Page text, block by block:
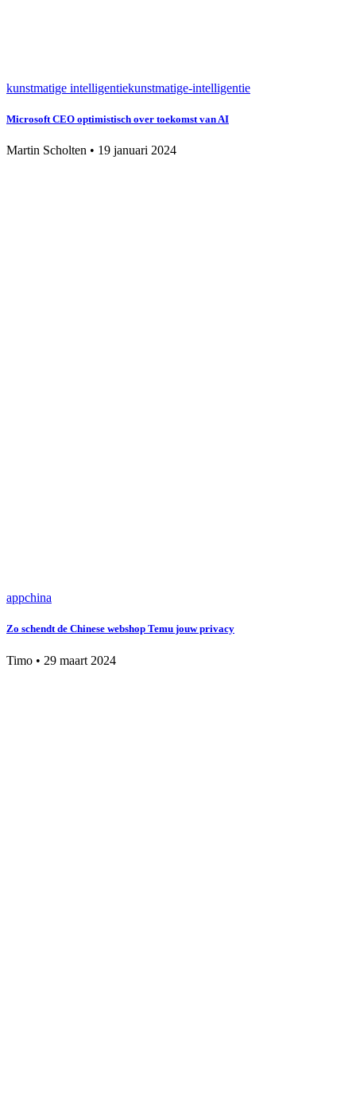
kunstmatige intelligentiekunstmatige-intelligentie
Microsoft CEO optimistisch over toekomst van AI
Martin Scholten • 19 januari 2024
appchina
Zo schendt de Chinese webshop Temu jouw privacy
Timo • 29 maart 2024